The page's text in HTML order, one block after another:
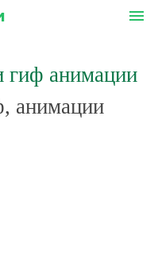
menu
гиф анимации
анимации